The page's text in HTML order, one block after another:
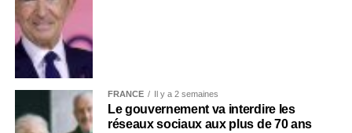
FRANCE Il y a 2 semaines
Le gouvernement va interdire les
réseaux sociaux aux plus de 70 ans